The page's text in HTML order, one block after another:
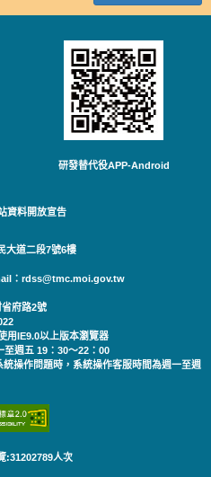
研發替代役APP-Android
資料開放宣告
大道二段7號6樓
：rdss@tmc.moi.gov.tw
府路2號
用IE9.0以上版本瀏覽器
至週五 19：30～22：00
操作問題時，系統操作客服時間為週一至週
:31202789人次